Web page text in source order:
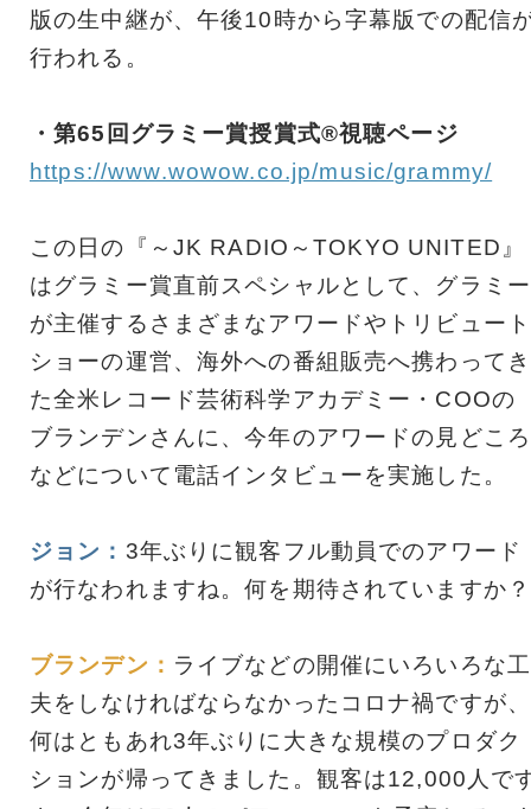
版の生中継が、午後10時から字幕版での配信
行われる。
・第65回グラミー賞授賞式®視聴ページ
https://www.wowow.co.jp/music/grammy/
この日の『～JK RADIO～TOKYO UNITED』
はグラミー賞直前スペシャルとして、グラミー
が主催するさまざまなアワードやトリビュート
ショーの運営、海外への番組販売へ携わってき
た全米レコード芸術科学アカデミー・COOの
ブランデンさんに、今年のアワードの見どころ
などについて電話インタビューを実施した。
ジョン： 3年ぶりに観客フル動員でのアワード
が行なわれますね。何を期待されていますか？
ブランデン： ライブなどの開催にいろいろな工
夫をしなければならなかったコロナ禍ですが、
何はともあれ3年ぶりに大きな規模のプロダク
ションが帰ってきました。観客は12,000人で